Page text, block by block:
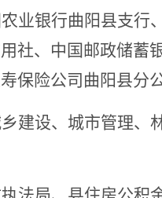
业银行曲阳县支行
社、中国邮政储蓄
保险公司曲阳县分公
建设、城市管理、